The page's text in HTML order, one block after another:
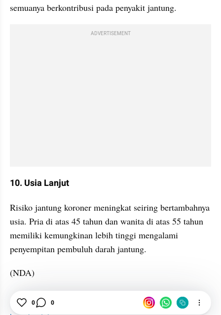
semuanya berkontribusi pada penyakit jantung.
ADVERTISEMENT
10. Usia Lanjut
Risiko jantung koroner meningkat seiring bertambahnya
usia. Pria di atas 45 tahun dan wanita di atas 55 tahun
memiliki kemungkinan lebih tinggi mengalami
penyempitan pembuluh darah jantung.
(NDA)
Jantung
Hipertensi
0 0